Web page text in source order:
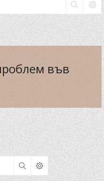
във
Search